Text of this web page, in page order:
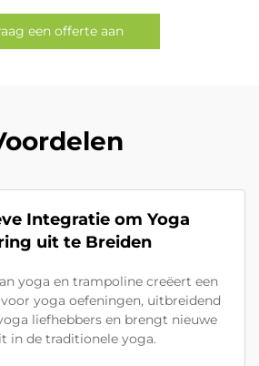
een offerte aan
Integratie om Yoga
uit te Breiden
yoga en trampoline creëert een
yoga oefeningen, uitbreidend
liefhebbers en brengt nieuwe
in de traditionele yoga.